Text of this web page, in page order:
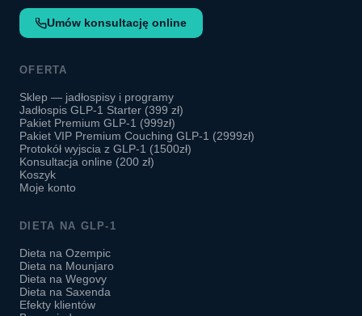
Umów konsultację online
OFERTA
Sklep — jadłospisy i programy
Jadłospis GLP-1 Starter (399 zł)
Pakiet Premium GLP-1 (999zł)
Pakiet VIP Premium Couching GLP-1 (2999zł)
Protokół wyjscia z GLP-1 (1500zł)
Konsultacja online (200 zł)
Koszyk
Moje konto
DIETA NA GLP-1
Dieta na Ozempic
Dieta na Mounjaro
Dieta na Wegovy
Dieta na Saxenda
Efekty klientów